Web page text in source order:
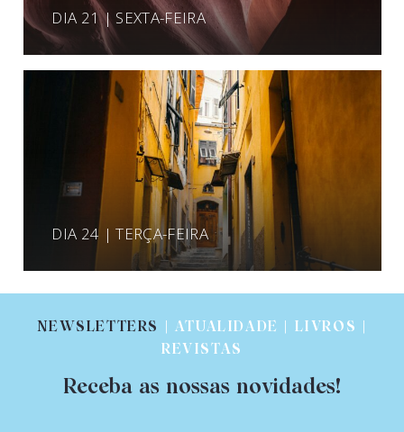
DIA 21 | SEXTA-FEIRA
DIA 24 | TERÇA-FEIRA
NEWSLETTERS
| ATUALIDADE | LIVROS |
REVISTAS
Receba as nossas novidades!